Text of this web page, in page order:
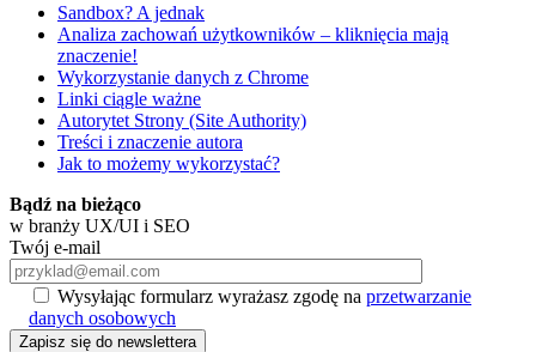
Sandbox? A jednak
Analiza zachowań użytkowników – kliknięcia mają
znaczenie!
Wykorzystanie danych z Chrome
Linki ciągle ważne
Autorytet Strony (Site Authority)
Treści i znaczenie autora
Jak to możemy wykorzystać?
Bądź na bieżąco
w branży UX/UI i SEO
Twój e-mail
Wysyłając formularz wyrażasz zgodę na przetwarzanie
danych osobowych